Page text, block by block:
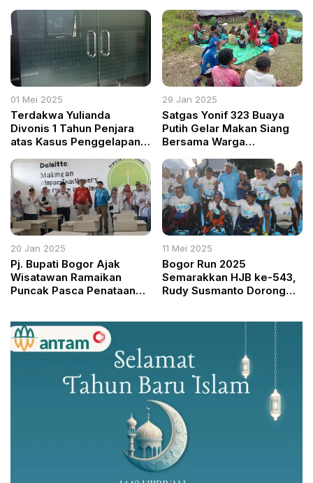
2024
01 Mei 2025
Terdakwa Yulianda
Divonis 1 Tahun Penjara
atas Kasus Penggelapan
29 Jan 2025
Satgas Yonif 323 Buaya
Putih Gelar Makan Siang
Bersama Warga
Kebersamaan
20 Jan 2025
Pj. Bupati Bogor Ajak
Wisatawan Ramaikan
Puncak Pasca Penataan
11 Mei 2025
Bogor Run 2025
Semarakkan HJB ke-543,
Rudy Susmanto Dorong